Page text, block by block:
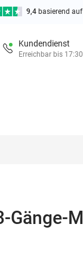
9,4 basierend auf
Kundendienst
Erreichbar bis 17:30
Gänge-